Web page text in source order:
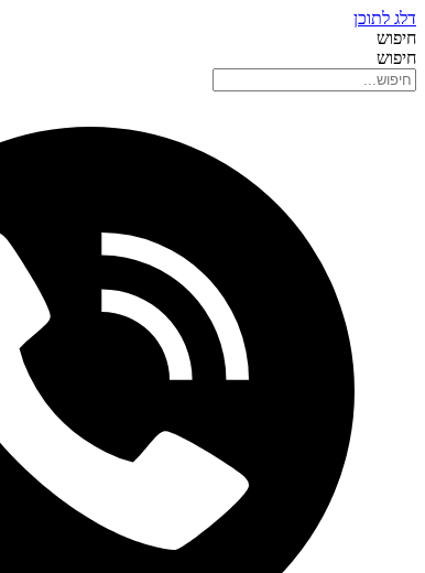
דלג לתוכן
חיפוש
חיפוש